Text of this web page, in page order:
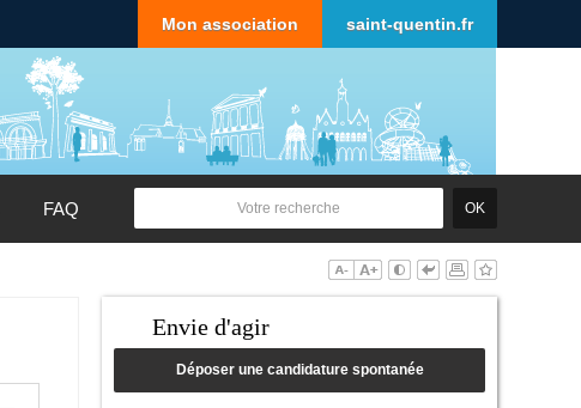
saint-quentin.fr
Mon association
FAQ
Envie d'agir
Déposer une candidature spontanée